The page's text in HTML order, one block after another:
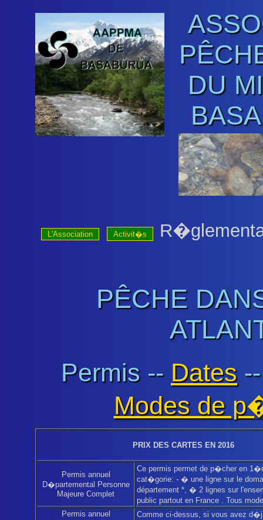
DU
L'Association Activit�s
PÊCHE
Permis -- Dates
Modes de
PRIX DES CARTES EN 2016
Permis annuel
D�partemental Personne
Majeure Complet
Ce permis permet de p�cher en
cat�gorie: - � une ligne sur le
département *, � 2 lignes sur
public partout en France . Tous
Permis annuel
Comme ci-dessus, si vous avez